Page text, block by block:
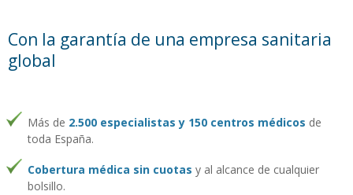
Con la garantía de una empresa sanitaria
global
Más de 2.500 especialistas y 150 centros médicos de
toda España.
Cobertura médica sin cuotas y al alcance de cualquier
bolsillo.